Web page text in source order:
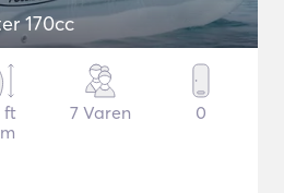
170cc
ft
7 Varen 0